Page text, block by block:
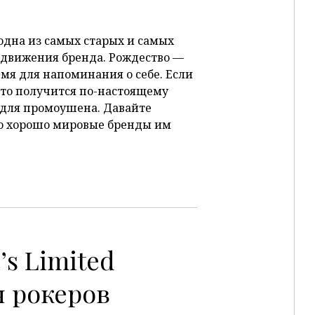
из самых старых и самых
бренда. Рождество —
для напоминания о себе. Если
получится по-настоящему
промоушена. Давайте
хорошо мировые бренды им
Limited
рокеров